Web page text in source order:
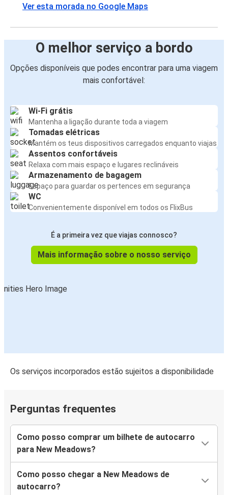
Ver esta morada no Google Maps
O melhor serviço a bordo
Opções disponíveis que podes encontrar para uma viagem
mais confortável:
Wi-Fi grátis
Mantenha a ligação durante toda a viagem
Tomadas elétricas
Mantém os teus dispositivos carregados enquanto viajas
Assentos confortáveis
Relaxa com mais espaço e lugares reclináveis
Armazenamento de bagagem
Espaço para guardar os pertences em segurança
WC
Convenientemente disponível em todos os FlixBus
É a primeira vez que viajas connosco?
Mais informação sobre o nosso serviço
Os serviços incorporados estão sujeitos a disponibilidade
Perguntas frequentes
Como posso comprar um bilhete de autocarro
para New Meadows?
Como posso chegar a New Meadows de
autocarro?